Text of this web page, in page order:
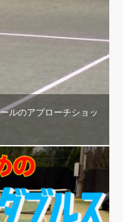
ルのアプローチショッ